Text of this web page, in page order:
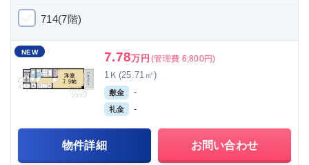
714(7階)
NEW 7.78万円 (管理費 6,800円)
1Ｋ(25.71㎡)
敷金 -
礼金 -
物件詳細 お問い合わせ